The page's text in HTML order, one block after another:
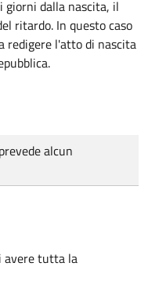
giorni dalla nascita, il
ritardo. In questo caso
redigere l'atto di nascita
alcun
avere tutta la